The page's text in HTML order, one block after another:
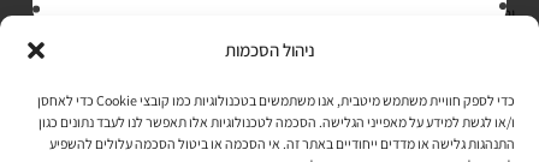
ניהול הסכמות
כדי לספק חוויית משתמש מיטבית, אנו משתמשים בטכנולוגיות כמו קובצי Cookie כדי לאחסן
ו/או לגשת למידע על מאפייני הגלישה. הסכמה לטכנולוגיות אלו תאפשר לנו לעבד נתונים כגון
התנהגות גלישה או מדדים ייחודיים באתר זה. אי הסכמה או ביטול הסכמה עלולים להשפיע
והעומד בתקן אבטחה PCI DSS Level-1
לתקנון האתר»